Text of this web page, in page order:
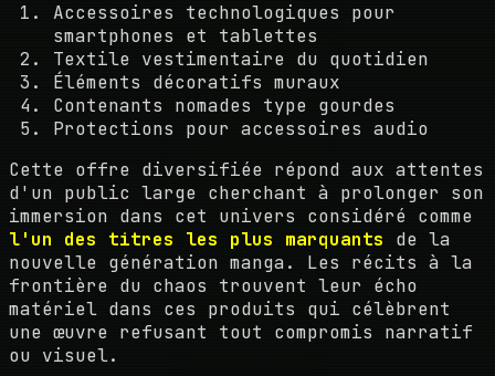
Accessoires technologiques pour
smartphones et tablettes
Textile vestimentaire du quotidien
Éléments décoratifs muraux
Contenants nomades type gourdes
Protections pour accessoires audio
Cette offre diversifiée répond aux attentes
d'un public large cherchant à prolonger son
immersion dans cet univers considéré comme
l'un des titres les plus marquants de la
nouvelle génération manga. Les récits à la
frontière du chaos trouvent leur écho
matériel dans ces produits qui célèbrent
une œuvre refusant tout compromis narratif
ou visuel.